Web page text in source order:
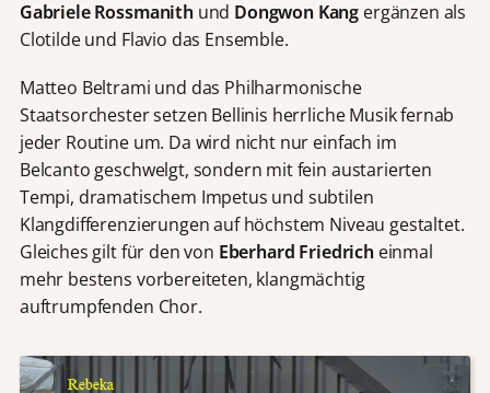
Gabriele Rossmanithund Dongwon Kang ergänzen als
Clotilde und Flavio das Ensemble.
Matteo Beltrami und das Philharmonische
Staatsorchester setzen Bellinis herrliche Musik fernab
jeder Routine um. Da wird nicht nur einfach im
Belcanto geschwelgt, sondern mit fein austarierten
Tempi, dramatischem Impetus und subtilen
Klangdifferenzierungen auf höchstem Niveau gestaltet.
Gleiches gilt für den von Eberhard Friedricheinmal
mehr bestens vorbereiteten, klangmächtig
auftrumpfenden Chor.